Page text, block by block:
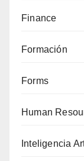
Finance
Formación
Forms
Human
Inteligencia